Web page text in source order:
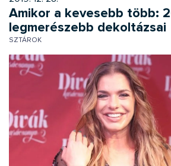
Amikor a kevesebb több:
legmerészebb dekoltázsai
SZTÁROK